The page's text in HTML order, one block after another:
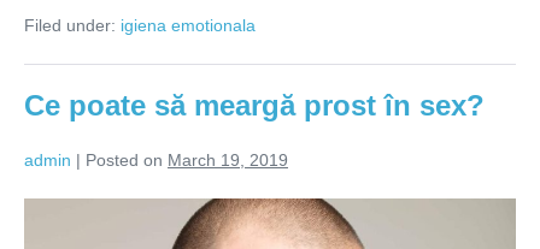
tratați
pe
copii!
Filed under: igiena emotionala
Ce poate să meargă prost în sex?
admin | Posted on March 19, 2019